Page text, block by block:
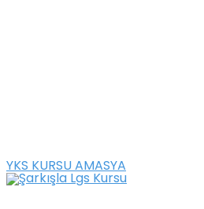
YKS KURSU AMASYA